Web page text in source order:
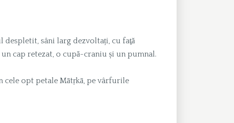
despletit, sâni larg dezvoltați, cu faţă
cap retezat, o cupă-craniu și un pumnal.
cele opt petale Mātṛkā, pe vârfurile